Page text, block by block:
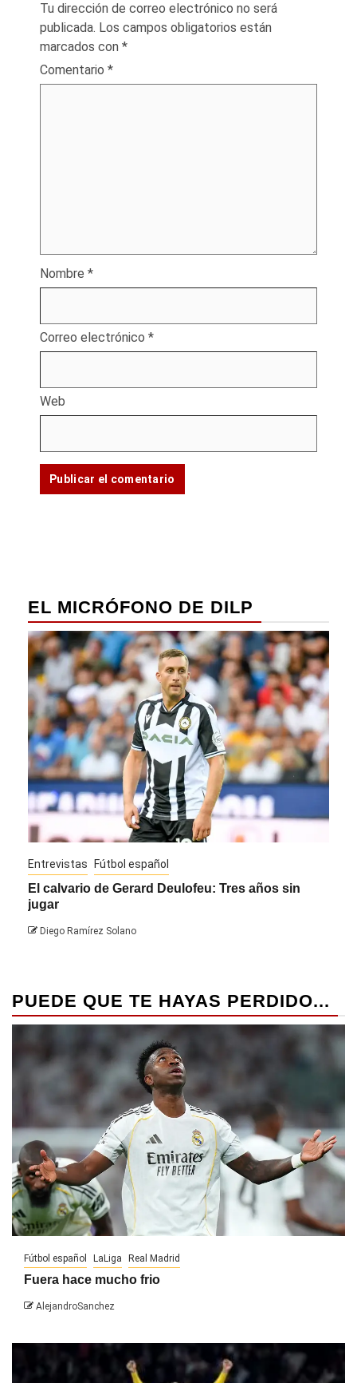
Tu dirección de correo electrónico no será
publicada. Los campos obligatorios están
marcados con *
Comentario *
Nombre *
Correo electrónico *
Web
EL MICRÓFONO DE DILP
Entrevistas Fútbol español
El calvario de Gerard Deulofeu: Tres años sin
jugar
Diego Ramírez Solano
PUEDE QUE TE HAYAS PERDIDO...
Fútbol español LaLiga Real Madrid
Fuera hace mucho frio
AlejandroSanchez